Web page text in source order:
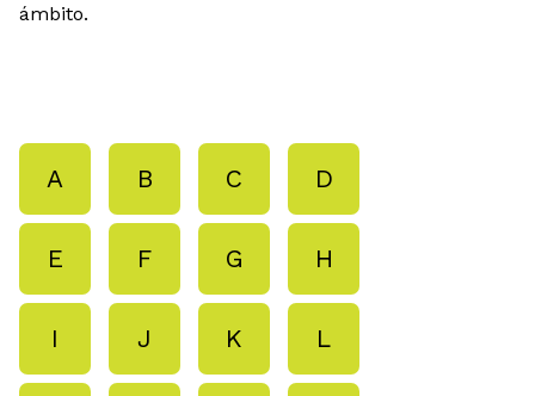
ámbito.
A B C D
E F G H
I J K L